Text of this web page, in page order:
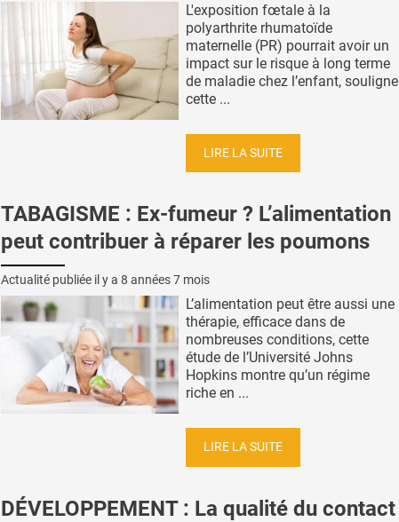
L'exposition fœtale à la
polyarthrite rhumatoïde
maternelle (PR) pourrait avoir un
impact sur le risque à long terme
de maladie chez l’enfant, souligne
cette ...
LIRE LA SUITE
TABAGISME : Ex-fumeur ? L’alimentation
peut contribuer à réparer les poumons
Actualité publiée il y a 8 années 7 mois
L’alimentation peut être aussi une
thérapie, efficace dans de
nombreuses conditions, cette
étude de l’Université Johns
Hopkins montre qu’un régime
riche en ...
LIRE LA SUITE
DÉVELOPPEMENT : La qualité du contact